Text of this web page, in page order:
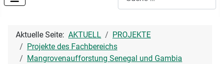
Aktuelle Seite: AKTUELL
PROJEKTE
Projekte des Fachbereichs
Mangrovenaufforstung Senegal und Gambia